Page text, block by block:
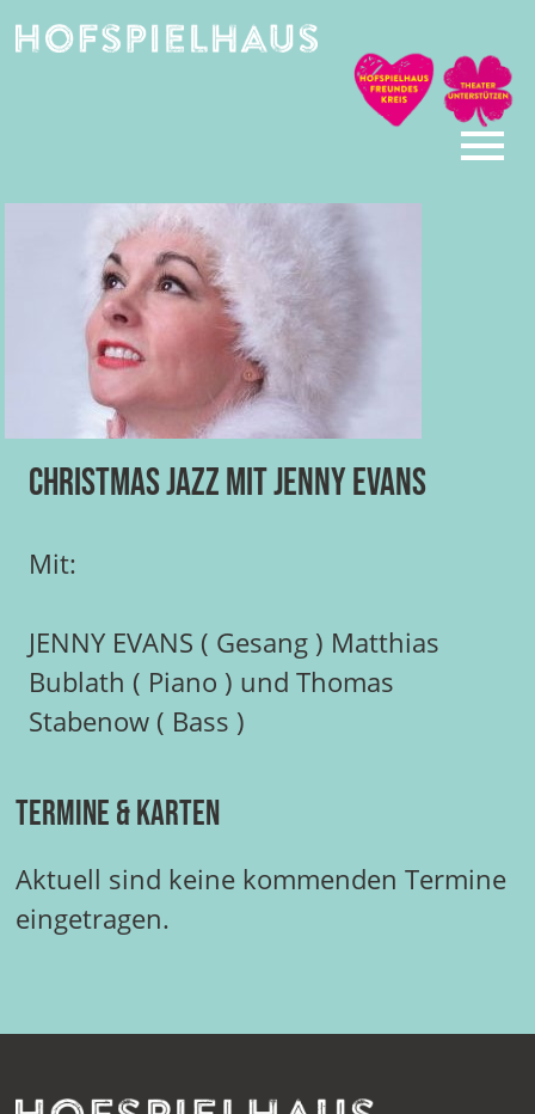
Christmas Jazz mit Jenny Evans
Mit:
JENNY EVANS ( Gesang ) Matthias
Bublath ( Piano ) und Thomas
Stabenow ( Bass )
Termine & Karten
Aktuell sind keine kommenden Termine
eingetragen.